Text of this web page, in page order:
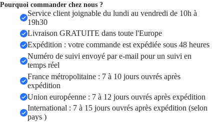
Pourquoi commander chez nous ?
Service client joignable du lundi au vendredi de 10h à
19h30
Livraison GRATUITE dans toute l'Europe
Expédition : votre commande est expédiée sous 48 heures
Numéro de suivi envoyé par e-mail pour un suivi en
temps réel
France métropolitaine : 7 à 10 jours ouvrés après
expédition
Union européenne : 7 à 12 jours ouvrés après expédition
International : 7 à 15 jours ouvrés après expédition (selon
pays )